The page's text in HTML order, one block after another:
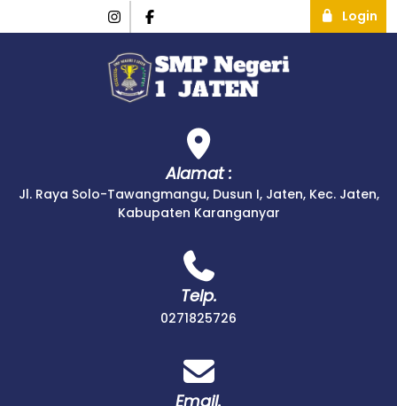
Login
Alamat :
Jl. Raya Solo-Tawangmangu, Dusun I, Jaten, Kec. Jaten,
Kabupaten Karanganyar
Telp.
0271825726
Email.